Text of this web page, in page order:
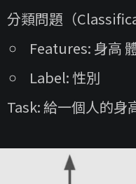
分類問題（
Features: 身高
Label: 性別
Task: 給一個人的身